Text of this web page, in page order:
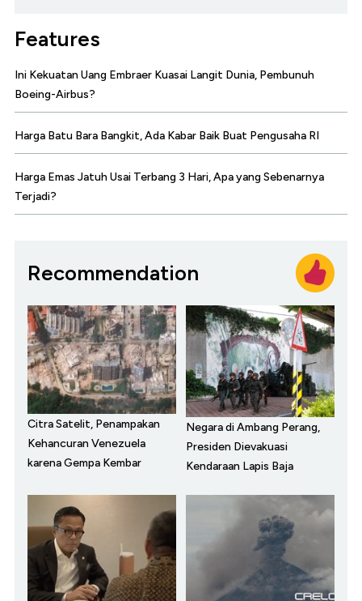
Features
Ini Kekuatan Uang Embraer Kuasai Langit Dunia, Pembunuh
Boeing-Airbus?
Harga Batu Bara Bangkit, Ada Kabar Baik Buat Pengusaha RI
Harga Emas Jatuh Usai Terbang 3 Hari, Apa yang Sebenarnya
Terjadi?
Recommendation
Citra Satelit, Penampakan
Kehancuran Venezuela
karena Gempa Kembar
Negara di Ambang Perang,
Presiden Dievakuasi
Kendaraan Lapis Baja